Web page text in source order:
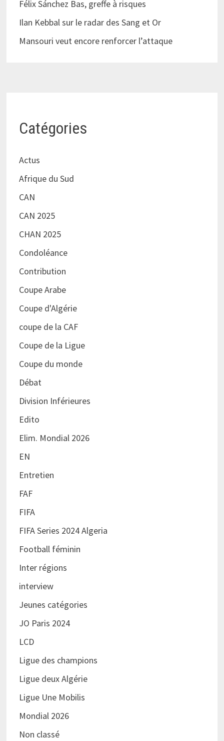
Félix Sánchez Bas, greffe à risques
Ilan Kebbal sur le radar des Sang et Or
Mansouri veut encore renforcer l’attaque
Catégories
Actus
Afrique du Sud
CAN
CAN 2025
CHAN 2025
Condoléance
Contribution
Coupe Arabe
Coupe d'Algérie
coupe de la CAF
Coupe de la Ligue
Coupe du monde
Débat
Division Inférieures
Edito
Elim. Mondial 2026
EN
Entretien
FAF
FIFA
FIFA Series 2024 Algeria
Football féminin
Inter régions
interview
Jeunes catégories
JO Paris 2024
LCD
Ligue des champions
Ligue deux Algérie
Ligue Une Mobilis
Mondial 2026
Non classé